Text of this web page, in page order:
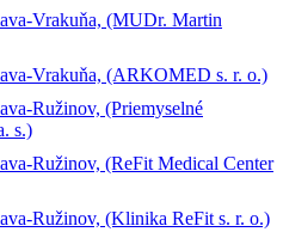
Vrakuňa, (MUDr. Martin
Vrakuňa, (ARKOMED s. r. o.)
Ružinov, (Priemyselné
s.)
Ružinov, (ReFit Medical Center
Ružinov, (Klinika ReFit s. r. o.)